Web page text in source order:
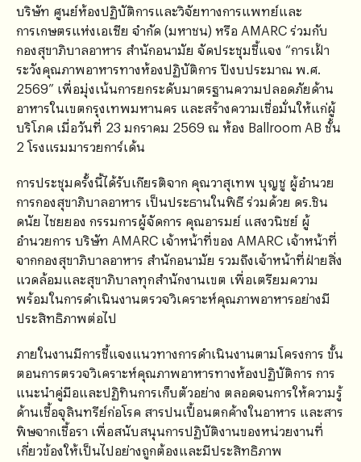
บริษัท ศูนย์ห้องปฏิบัติการและวิจัยทางการแพทย์และ
การเกษตรแห่งเอเซีย จำกัด (มหาชน) หรือ AMARC ร่วมกับ
กองสุขาภิบาลอาหาร สำนักอนามัย จัดประชุมชี้แจง “การเฝ้า
ระวังคุณภาพอาหารทางห้องปฏิบัติการ ปีงบประมาณ พ.ศ.
2569” เพื่อมุ่งเน้นการยกระดับมาตรฐานความปลอดภัยด้าน
อาหารในเขตกรุงเทพมหานคร และสร้างความเชื่อมั่นให้แก่ผู้
บริโภค เมื่อวันที่ 23 มกราคม 2569 ณ ห้อง Ballroom AB ชั้น
2 โรงแรมมารวยการ์เด้น
การประชุมครั้งนี้ได้รับเกียรติจาก คุณวาสุเทพ บุญชู ผู้อำนวย
การกองสุขาภิบาลอาหาร เป็นประธานในพิธี ร่วมด้วย ดร.ชิน
ดนัย ไชยยอง กรรมการผู้จัดการ คุณอารมย์ แสงวนิชย์ ผู้
อำนวยการ บริษัท AMARC เจ้าหน้าที่ของ AMARC เจ้าหน้าที่
จากกองสุขาภิบาลอาหาร สำนักอนามัย รวมถึงเจ้าหน้าที่ฝ่ายสิ่ง
แวดล้อมและสุขาภิบาลทุกสำนักงานเขต เพื่อเตรียมความ
พร้อมในการดำเนินงานตรวจวิเคราะห์คุณภาพอาหารอย่างมี
ประสิทธิภาพต่อไป
ภายในงานมีการชี้แจงแนวทางการดำเนินงานตามโครงการ ขั้น
ตอนการตรวจวิเคราะห์คุณภาพอาหารทางห้องปฏิบัติการ การ
แนะนำคู่มือและปฏิทินการเก็บตัวอย่าง ตลอดจนการให้ความรู้
ด้านเชื้อจุลินทรีย์ก่อโรค สารปนเปื้อนตกค้างในอาหาร และสาร
พิษจากเชื้อรา เพื่อสนับสนุนการปฏิบัติงานของหน่วยงานที่
เกี่ยวข้องให้เป็นไปอย่างถูกต้องและมีประสิทธิภาพ